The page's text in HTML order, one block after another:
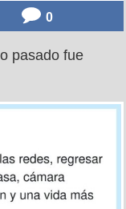
0
pasado fue